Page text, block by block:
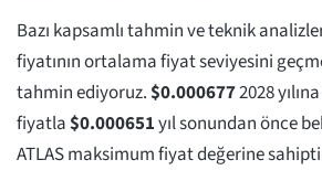
Bazı kapsamlı tahmin ve teknik
fiyatının ortalama fiyat seviyesini
tahmin ediyoruz.$0.0006772028
fiyatla$0.000651yıl sonundan önce
ATLAS maksimum fiyat değerine